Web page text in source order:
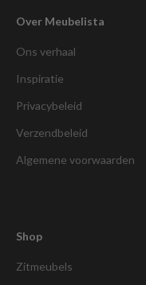
Over Meubelista
Ons verhaal
Inspiratie
Privacybeleid
Verzendbeleid
Algemene voorwaarden
Shop
Zitmeubels